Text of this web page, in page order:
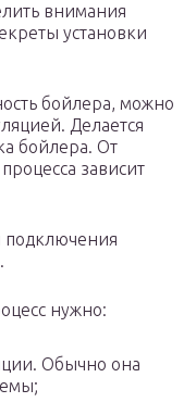
внимания
установки
бойлера, можно
Делается
бойлера. От
зависит
подключения
нужно:
Обычно она